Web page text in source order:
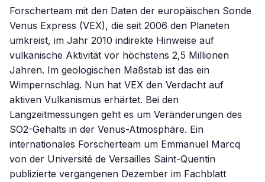
Forscherteam mit den Daten der europäischen Sonde
Venus Express (VEX), die seit 2006 den Planeten
umkreist, im Jahr 2010 indirekte Hinweise auf
vulkanische Aktivität vor höchstens 2,5 Millionen
Jahren. Im geologischen Maßstab ist das ein
Wimpernschlag. Nun hat VEX den Verdacht auf
aktiven Vulkanismus erhärtet. Bei den
Langzeitmessungen geht es um Veränderungen des
SO2-Gehalts in der Venus-Atmosphäre. Ein
internationales Forscherteam um Emmanuel Marcq
von der Université de Versailles Saint-Quentin
publizierte vergangenen Dezember im Fachblatt